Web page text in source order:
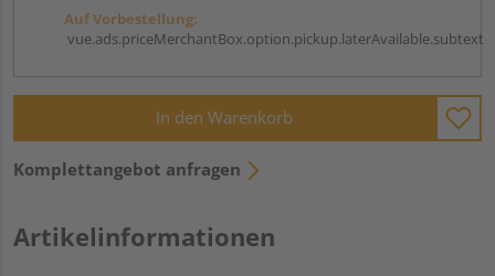
Auf Vorbestellung:
vue.ads.priceMerchantBox.option.pickup.laterAvailable.subtext
In den Warenkorb
Komplettangebot anfragen
Artikelinformationen